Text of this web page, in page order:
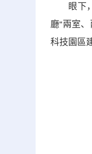
眼下，
廳“兩室
科技園區